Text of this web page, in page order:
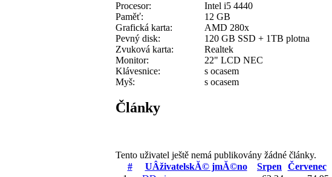
Procesor:
Intel i5 4440
Paměť:
12 GB
Grafická karta:
AMD 280x
Pevný disk:
120 GB SSD + 1TB plotna
Zvuková karta:
Realtek
Monitor:
22" LCD NEC
Klávesnice:
s ocasem
Myš:
s ocasem
Články
Tento uživatel ještě nemá publikovány žádné články.
#
UÂživatelskĂ© jmĂ©no Srpen Červenec